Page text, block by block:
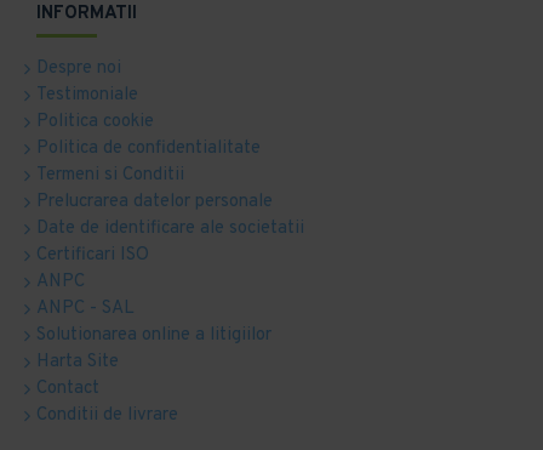
INFORMATII
Despre noi
Testimoniale
Politica cookie
Politica de confidentialitate
Termeni si Conditii
Prelucrarea datelor personale
Date de identificare ale societatii
Certificari ISO
ANPC
ANPC - SAL
Solutionarea online a litigiilor
Harta Site
Contact
Conditii de livrare